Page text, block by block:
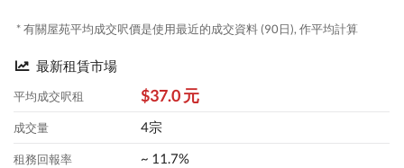
* 有關屋苑平均成交呎價是使用最近的成交資料 (90日), 作平均計算
最新租賃市場
平均成交呎租 $37.0 元
成交量 4宗
租務回報率 ~ 11.7%